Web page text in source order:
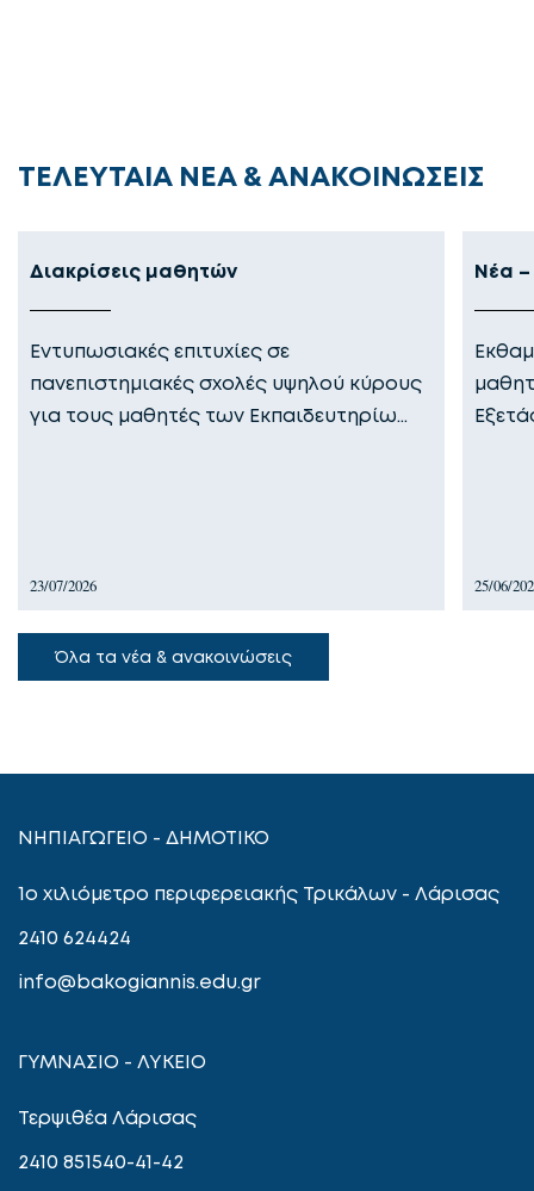
ΤΕΛΕΥΤΑΙΑ ΝΕΑ & ΑΝΑΚΟΙΝΩΣΕΙΣ
Διακρίσεις μαθητών
Εντυπωσιακές επιτυχίες σε
πανεπιστημιακές σχολές υψηλού κύρους
για τους μαθητές των Εκπαιδευτηρίω…
23/07/2026
Νέα –
25/06/
Όλα τα νέα & ανακοινώσεις
ΝΗΠΙΑΓΩΓΕΙΟ - ΔΗΜΟΤΙΚΟ
1ο χιλιόμετρο περιφερειακής Τρικάλων - Λάρισας
2410 624424
info@bakogiannis.edu.gr
ΓΥΜΝΑΣΙΟ - ΛΥΚΕΙΟ
Τερψιθέα Λάρισας
2410 851540-41-42